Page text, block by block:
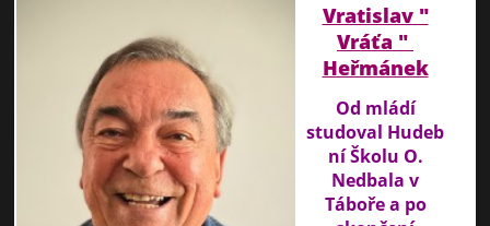
Vratislav "
Vráťa "
Heřmánek
Od mládí
studoval Hudeb
ní Školu O.
Nedbala v
Táboře a po